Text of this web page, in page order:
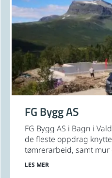
FG Bygg AS
FG Bygg AS i Bagn i
de fleste oppdrag
tømrerarbeid, samt
LES MER